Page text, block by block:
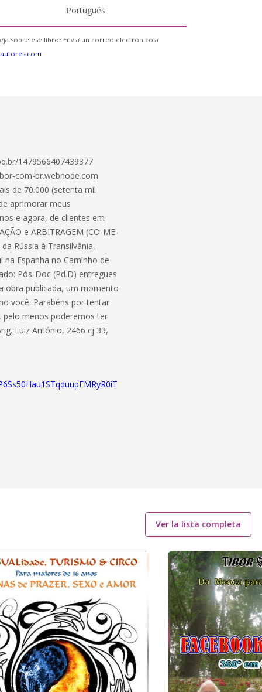
Portugués
sobre ese libro? Envía un correo electrónico a
1479566407439377
com-br.webnode.com
de 70.000 (setenta mil
aprimorar meus
e agora, de clientes em
e ARBITRAGEM (CO-ME-
Rússia à Transilvânia,
na Espanha no Caminho de
Pós-Doc (Pd.D) entregues
obra publicada, um momento
você. Parabéns por tentar
pelo menos poderemos ter
Luiz António, 2466 cj 33,
Ver la lista completa